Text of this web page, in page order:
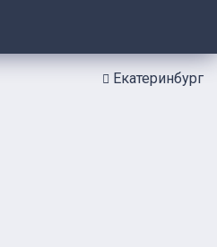
Екатеринбург